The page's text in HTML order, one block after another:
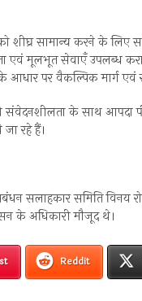
शीघ्र सामान्य करने के
मूलभूत सेवाएँ उपलब्ध कराई
पर वैकल्पिक मार्ग एवं
के साथ आपदा
रहे हैं।
सलाहकार समिति विनय
के अधिकारी मौजूद थे।
Reddit